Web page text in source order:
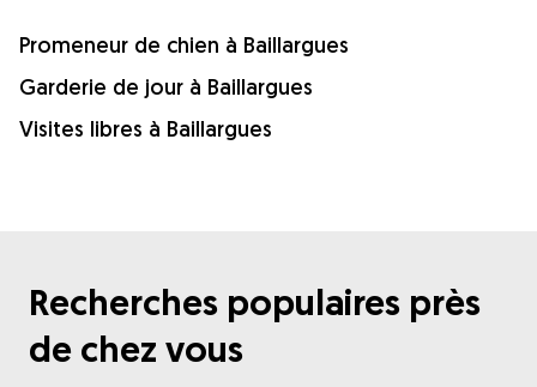
Promeneur de chien à Baillargues
Garderie de jour à Baillargues
Visites libres à Baillargues
Recherches populaires près
de chez vous